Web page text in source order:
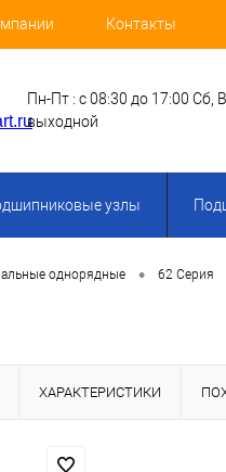
Контакты
Пн-Пт : с 08:30 до 17:00 Сб,
выходной
узлы
однорядные • 62 Серия
ХАРАКТЕРИСТИКИ